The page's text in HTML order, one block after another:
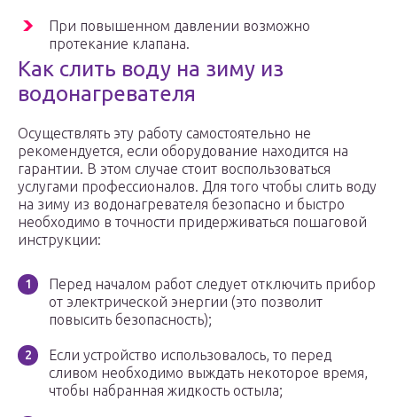
При повышенном давлении возможно
протекание клапана.
Как слить воду на зиму из
водонагревателя
Осуществлять эту работу самостоятельно не
рекомендуется, если оборудование находится на
гарантии. В этом случае стоит воспользоваться
услугами профессионалов. Для того чтобы слить воду
на зиму из водонагревателя безопасно и быстро
необходимо в точности придерживаться пошаговой
инструкции:
Перед началом работ следует отключить прибор
от электрической энергии (это позволит
повысить безопасность);
Если устройство использовалось, то перед
сливом необходимо выждать некоторое время,
чтобы набранная жидкость остыла;